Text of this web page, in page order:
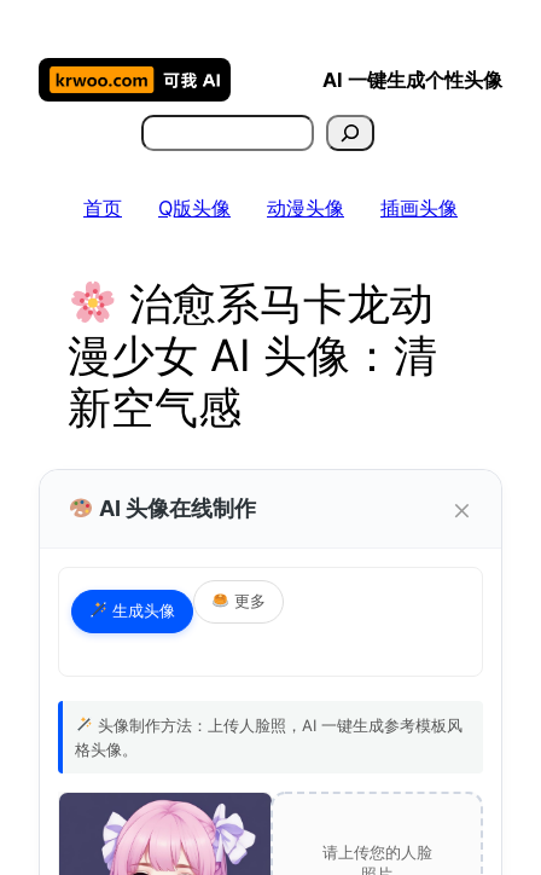
AI 一键生成个性头像
搜
索
首页 Q版头像 动漫头像 插画头像
治愈系马卡龙动
漫少女 AI 头像：清
新空气感
AI 头像在线制作 ×
生成头像
更多
头像制作方法：上传人脸照，AI 一键生成参考模板风
格头像。
请上传您的人脸